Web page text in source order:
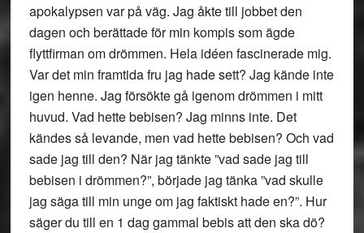
apokalypsen var på väg. Jag åkte till jobbet den
dagen och berättade för min kompis som ägde
flyttfirman om drömmen. Hela idéen fascinerade mig.
Var det min framtida fru jag hade sett? Jag kände inte
igen henne. Jag försökte gå igenom drömmen i mitt
huvud. Vad hette bebisen? Jag minns inte. Det
kändes så levande, men vad hette bebisen? Och vad
sade jag till den? När jag tänkte ”vad sade jag till
bebisen i drömmen?”, började jag tänka ”vad skulle
jag säga till min unge om jag faktiskt hade en?”. Hur
säger du till en 1 dag gammal bebis att den ska dö?